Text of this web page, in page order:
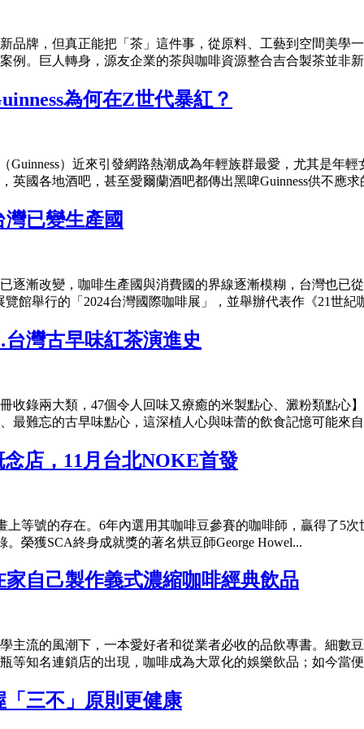
品牌，但真正能把「茶」這件事，從原料、工藝到空間美學
例。巨人轉身，源友企業的茶與咖啡資源整合吉合製茶並非
為何在Z世代暴紅？
Guinness）近來引發網路熱潮成為年輕族群最愛，尤其是年
國各地酒吧，甚至愛爾蘭酒吧都傳出黑啤Guinness供不應求
已變生產國
逐漸改變，咖啡生產國與消費國的界線逐漸模糊，台灣也已
館舉行的「2024台灣國際咖啡展」，並舉辦代表作《21世紀
灣古早味紅茶演進史
收錄兩大類，47個令人回味又療癒的米製點心、澱粉類點心
最難忘的古早味點心，這深植人心與味蕾的飲食記憶可能來
店，11月台北NOKE首發
上等號的存在。6年內選用其咖啡豆參賽的咖啡師，贏得了5
榮獲SCA終身成就獎的著名烘豆師George Howel...
自己製作義式濃縮咖啡經典飲品
流的風潮下，一本愛好者和從業者必收的品飲專書。細數
等知名連鎖店的出現，咖啡成為大眾化的娛樂飲品；如今當
三不」原則更健康